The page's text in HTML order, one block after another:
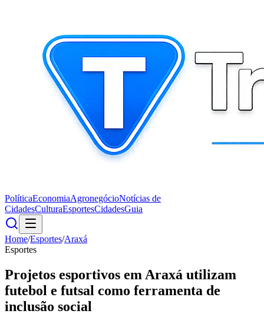
PolíticaEconomiaAgronegócioNotícias de
CidadesCulturaEsportesCidadesGuia
Home/Esportes/Araxá
Esportes
Projetos esportivos em Araxá utilizam
futebol e futsal como ferramenta de
inclusão social